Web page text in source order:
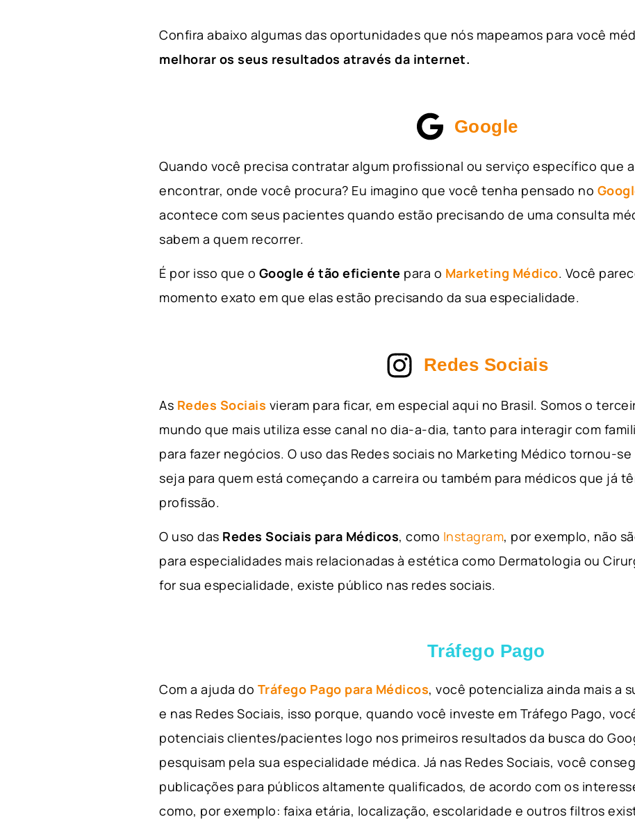
Confira abaixo algumas das oportunidades que nós mapeamos para você
melhorar os seus resultados através da internet.
Google
Quando você precisa contratar algum profissional ou serviço específico que
encontrar, onde você procura? Eu imagino que você tenha pensado no
acontece com seus pacientes quando estão precisando de uma consulta
sabem a quem recorrer.
É por isso que o Google é tão eficiente para o Marketing Médico. Você
momento exato em que elas estão precisando da sua especialidade.
Redes Sociais
As Redes Sociais vieram para ficar, em especial aqui no Brasil. Somos o
mundo que mais utiliza esse canal no dia-a-dia, tanto para interagir com
para fazer negócios. O uso das Redes sociais no Marketing Médico tornou-
seja para quem está começando a carreira ou também para médicos que já
profissão.
O uso das Redes Sociais para Médicos, como Instagram, por exemplo, não
para especialidades mais relacionadas à estética como Dermatologia ou
for sua especialidade, existe público nas redes sociais.
Tráfego Pago
Com a ajuda do Tráfego Pago para Médicos, você potencializa ainda mais a
e nas Redes Sociais, isso porque, quando você investe em Tráfego Pago,
potenciais clientes/pacientes logo nos primeiros resultados da busca do
pesquisam pela sua especialidade médica. Já nas Redes Sociais, você
publicações para públicos altamente qualificados, de acordo com os
como, por exemplo: faixa etária, localização, escolaridade e outros filtros